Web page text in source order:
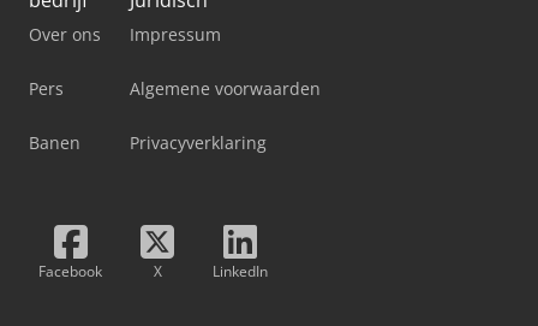
Over ons
Pers
Banen
Impressum
Algemene voorwaarden
Privacyverklaring
Facebook X LinkedIn